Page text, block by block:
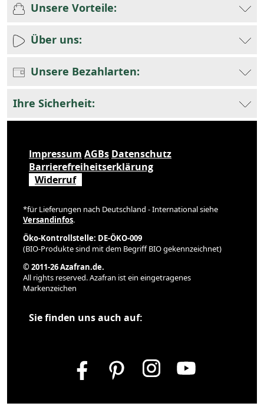
Unsere Vorteile:
Über uns:
Unsere Bezahlarten:
Ihre Sicherheit:
Impressum AGBs Datenschutz
Barrierefreiheitserklärung
Widerruf
*für Lieferungen nach Deutschland - International siehe
Versandinfos.
Öko-Kontrollstelle: DE-ÖKO-009
(BIO-Produkte sind mit dem Begriff BIO gekennzeichnet)
© 2011-26 Azafran.de.
All rights reserved. Azafran ist ein eingetragenes
Markenzeichen
Sie finden uns auch auf: